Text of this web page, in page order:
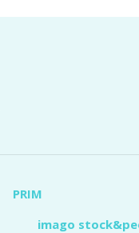
PRIM
imago